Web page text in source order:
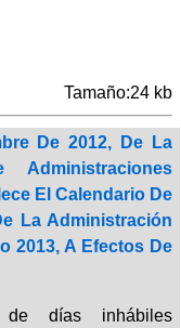
Tamaño:24 kb
De 2012, De La
El Calendario De
La Administración
2013, A Efectos De
días inhábiles